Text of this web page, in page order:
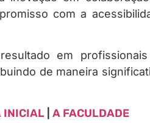
com a
em
de maneira
INICIAL |A FACULDADE